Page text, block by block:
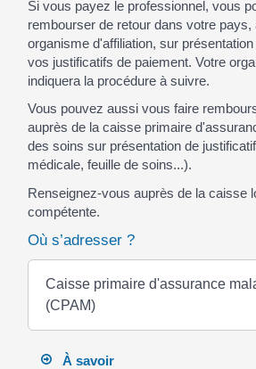
Si vous payez le professionnel, vous
rembourser de retour dans votre pays,
organisme d'affiliation, sur
vos justificatifs de paiement. Votre
indiquera la procédure à suivre.
Vous pouvez aussi vous faire
auprès de la caisse primaire
des soins sur présentation de
médicale, feuille de soins...).
Renseignez-vous auprès de la caisse
compétente.
Où s’adresser ?
Caisse primaire d'assurance
(CPAM)
À savoir